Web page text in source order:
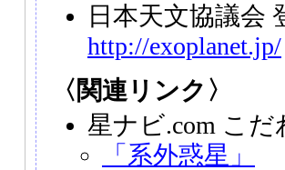
日本天文協議会
http://exoplanet.jp/
〈関連リンク〉
星ナビ.com こ
「系外惑星」